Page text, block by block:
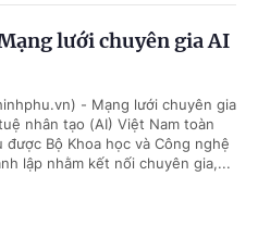
lưới chuyên gia AI
- Mạng lưới chuyên gia
nhân tạo (AI) Việt Nam toàn
được Bộ Khoa học và Công nghệ
lập nhằm kết nối chuyên gia,...